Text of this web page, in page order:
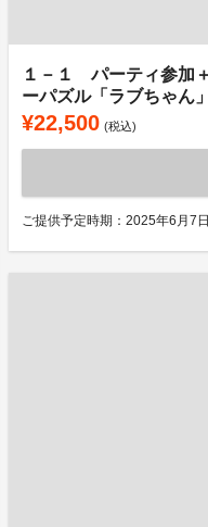
１－１ パーティ参加
ーパズル「ラブちゃん」
¥22,500 (税込)
ご提供予定時期：2025年6月7